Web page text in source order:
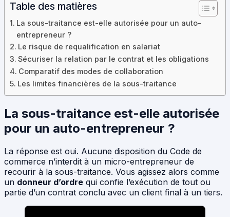
Table des matières
La sous-traitance est-elle autorisée pour un auto-
entrepreneur ?
Le risque de requalification en salariat
Sécuriser la relation par le contrat et les obligations
Comparatif des modes de collaboration
Les limites financières de la sous-traitance
La sous-traitance est-elle autorisée
pour un auto-entrepreneur ?
La réponse est oui. Aucune disposition du Code de
commerce n’interdit à un micro-entrepreneur de
recourir à la sous-traitance. Vous agissez alors comme
un donneur d’ordre qui confie l’exécution de tout ou
partie d’un contrat conclu avec un client final à un tiers.